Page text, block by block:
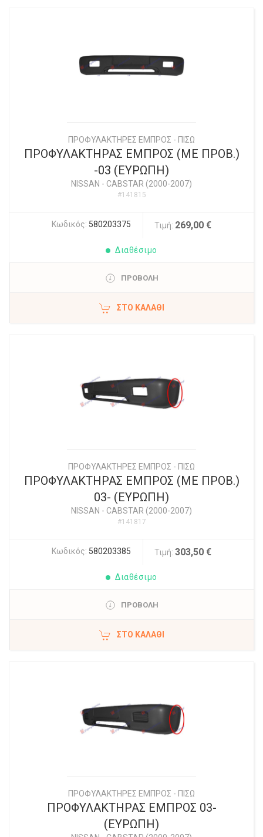
ΠΡΟΦΥΛΑΚΤΗΡΕΣ ΕΜΠΡΟΣ - ΠΙΣΩ
ΠΡΟΦΥΛΑΚΤΗΡΑΣ ΕΜΠΡΟΣ (ΜΕ ΠΡΟΒ.)
-03 (ΕΥΡΩΠΗ)
NISSAN - CABSTAR (2000-2007)
#141815
Κωδικός: 580203375 Τιμή: 269,00 €
Διαθέσιμο
ΠΡΟΒΟΛΗ
ΣΤΟ ΚΑΛΆΘΙ
ΠΡΟΦΥΛΑΚΤΗΡΕΣ ΕΜΠΡΟΣ - ΠΙΣΩ
ΠΡΟΦΥΛΑΚΤΗΡΑΣ ΕΜΠΡΟΣ (ΜΕ ΠΡΟΒ.)
03- (ΕΥΡΩΠΗ)
NISSAN - CABSTAR (2000-2007)
#141817
Κωδικός: 580203385 Τιμή: 303,50 €
Διαθέσιμο
ΠΡΟΒΟΛΗ
ΣΤΟ ΚΑΛΆΘΙ
ΠΡΟΦΥΛΑΚΤΗΡΕΣ ΕΜΠΡΟΣ - ΠΙΣΩ
ΠΡΟΦΥΛΑΚΤΗΡΑΣ ΕΜΠΡΟΣ 03-
(ΕΥΡΩΠΗ)